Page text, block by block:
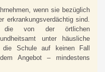
wenn sie bezüglich
erkrankungsverdächtig sind.
die von der örtlichen
unter häusliche
die Schule auf keinen Fall
Angebot – mindestens